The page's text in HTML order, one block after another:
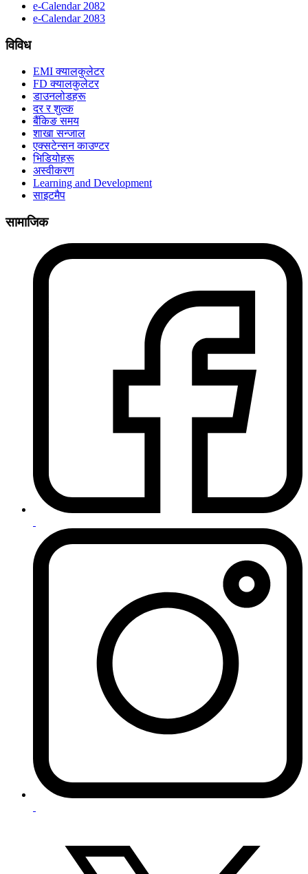
e-Calendar 2082
e-Calendar 2083
विविध
EMI क्यालकुलेटर
FD क्यालकुलेटर
डाउनलोडहरू
दर र शुल्क
बैंकिङ समय
शाखा सन्जाल
एक्सटेन्सन काउण्टर
भिडियोहरू
अस्वीकरण
Learning and Development
साइटमैप
सामाजिक